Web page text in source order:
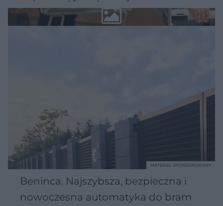
Beninca. Najszybsza, bezpieczna i
nowoczesna automatyka do bram
MATERIAŁ SPONSOROWANY